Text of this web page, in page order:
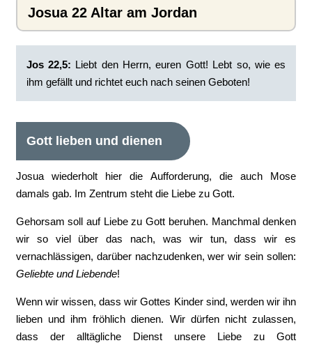
Josua 22 Altar am Jordan
Jos 22,5: Liebt den Herrn, euren Gott! Lebt so, wie es
ihm gefällt und richtet euch nach seinen Geboten!
Gott lieben und dienen
Josua wiederholt hier die Aufforderung, die auch Mose
damals gab. Im Zentrum steht die Liebe zu Gott.
Gehorsam soll auf Liebe zu Gott beruhen. Manchmal denken
wir so viel über das nach, was wir tun, dass wir es
vernachlässigen, darüber nachzudenken, wer wir sein sollen:
Geliebte und Liebende!
Wenn wir wissen, dass wir Gottes Kinder sind, werden wir ihn
lieben und ihm fröhlich dienen. Wir dürfen nicht zulassen,
dass der alltägliche Dienst unsere Liebe zu Gott